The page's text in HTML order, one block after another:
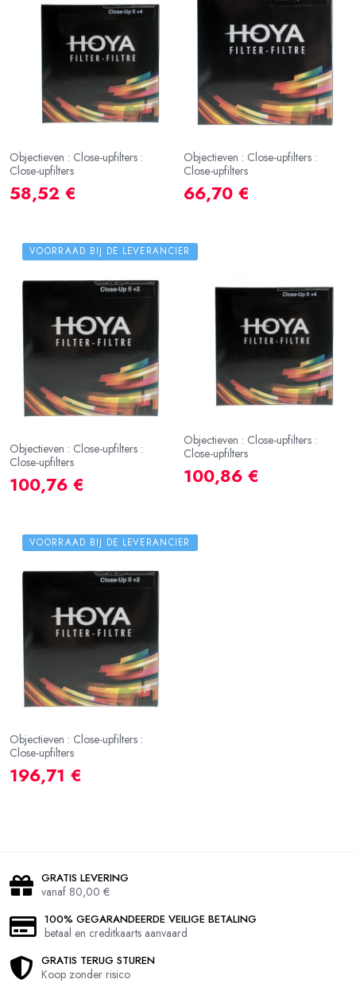
Objectieven : Close-upfilters :
Close-upfilters
58,52 €
Objectieven : Close-upfilters :
Close-upfilters
66,70 €
VOORRAAD BIJ DE LEVERANCIER
Objectieven : Close-upfilters :
Close-upfilters
100,76 €
Objectieven : Close-upfilters :
Close-upfilters
100,86 €
VOORRAAD BIJ DE LEVERANCIER
Objectieven : Close-upfilters :
Close-upfilters
196,71 €
GRATIS LEVERING
vanaf 80,00 €
100% GEGARANDEERDE VEILIGE BETALING
betaal en creditkaarts aanvaard
GRATIS TERUG STUREN
Koop zonder risico